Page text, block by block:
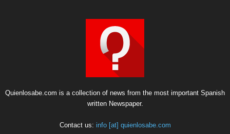
Quienlosabe.com is a collection of news from the most important Spanish
written Newspaper.
Contact us: info [at] quienlosabe.com